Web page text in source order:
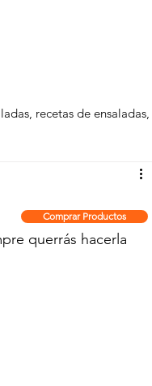
recetas de ensaladas,
querrás hacerla
Comprar Productos